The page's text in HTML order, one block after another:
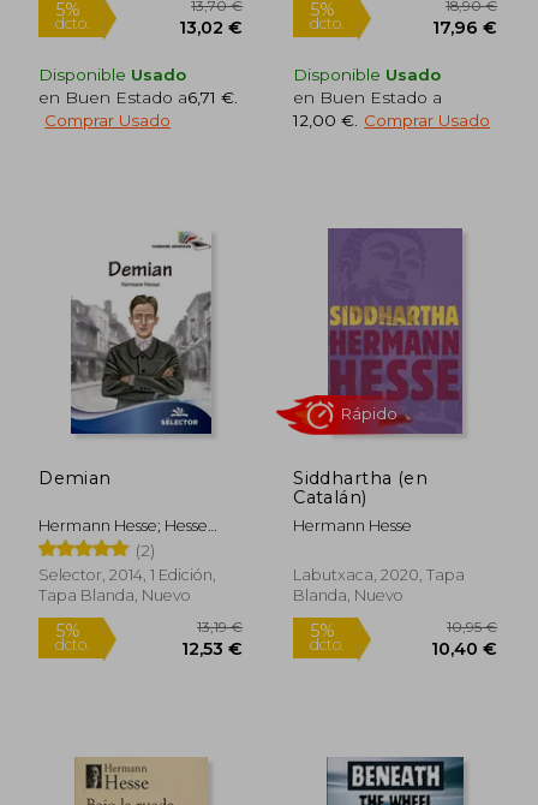
5%
dcto.
Disponible Usado
en Buen Estado a6,71 €
Comprar Usado
Disponible Usado
en Buen Estado a
12,00 € Comprar Usado
Demian
Hermann Hesse; Hesse
Hermann
(2)
Selector, 2014, 1 Edición,
Tapa Blanda, Nuevo
Siddhartha (en
Catalán)
Hermann Hesse
Labutxaca, 2020, Tapa
Blanda, Nuevo